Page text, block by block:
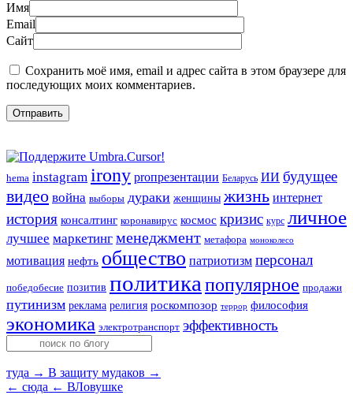
Имя
Email
Сайт
Сохранить моё имя, email и адрес сайта в этом браузере для
последующих моих комментариев.
hema instagram irony proпрезентации Беларусь ИИ будущее
видео война выборы дураки женщины жизнь интернет
история консалтинг коронавирус космос кризис курс личное
лучшее маркетинг менеджмент метафора моноколесо
мотивация нефть общество патриотизм персонал
победобесие позитив политика популярное продажи
путинизм реклама религия роскомпозор террор философия
экономика электротранспорт эффективность
туда → В защиту мудаков →
← сюда ← ВЛовушке